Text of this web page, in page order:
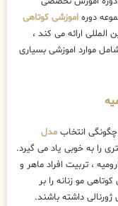
دوره اموزشی کوتاهی
المللی ارائه می کند ،
موارد اموزشی بسیاری
انتخاب مدل
را به خوبی یاد می گیرد.
، تربیت افراد ماهر و
مو زنانه را بر
داشته باشند.